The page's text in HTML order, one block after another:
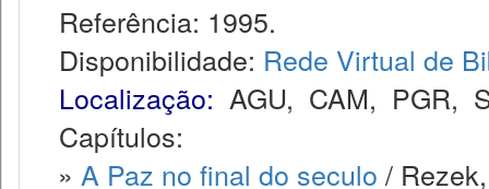
Referência: 1995.
Disponibilidade: Rede Virtual de
Localização: AGU, CAM, PGR,
Capítulos:
» A Paz no final do seculo /